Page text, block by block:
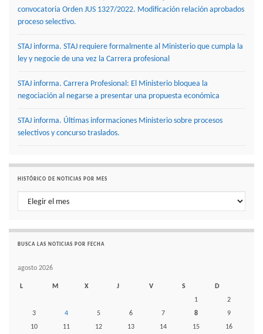
convocatoria Orden JUS 1327/2022. Modificación relación aprobados
proceso selectivo.
STAJ informa. STAJ requiere formalmente al Ministerio que cumpla la
ley y negocie de una vez la Carrera profesional
STAJ informa. Carrera Profesional: El Ministerio bloquea la
negociación al negarse a presentar una propuesta económica
STAJ informa. Últimas informaciones Ministerio sobre procesos
selectivos y concurso traslados.
HISTÓRICO DE NOTICIAS POR MES
Histórico de noticias por mes
BUSCA LAS NOTICIAS POR FECHA
agosto 2026
L M X J V S
D
1
2
3
4 5 6 7 8
9
10
11 12 13 14 15
16